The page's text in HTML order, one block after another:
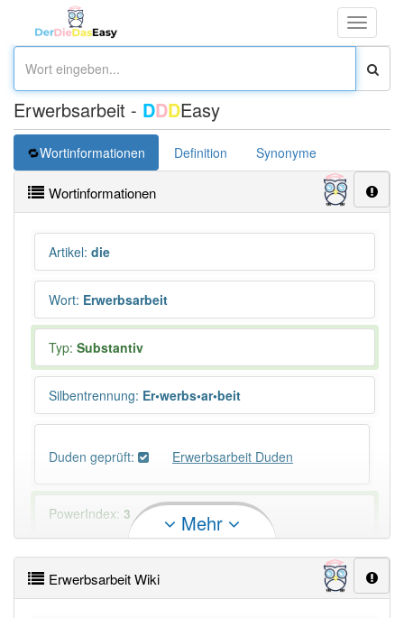
Toggle
Erwerbsarbeit - DDDEasy
Wortinformationen Definition Synonyme
Wortinformationen
Artikel: die
Wort: Erwerbsarbeit
Typ: Substantiv
Silbentrennung: Er•werbs•ar•beit
Duden geprüft: Erwerbsarbeit Duden
PowerIndex: 3
Häufigkeit: 4 von 10
Mehr
Erwerbsarbeit Wiki